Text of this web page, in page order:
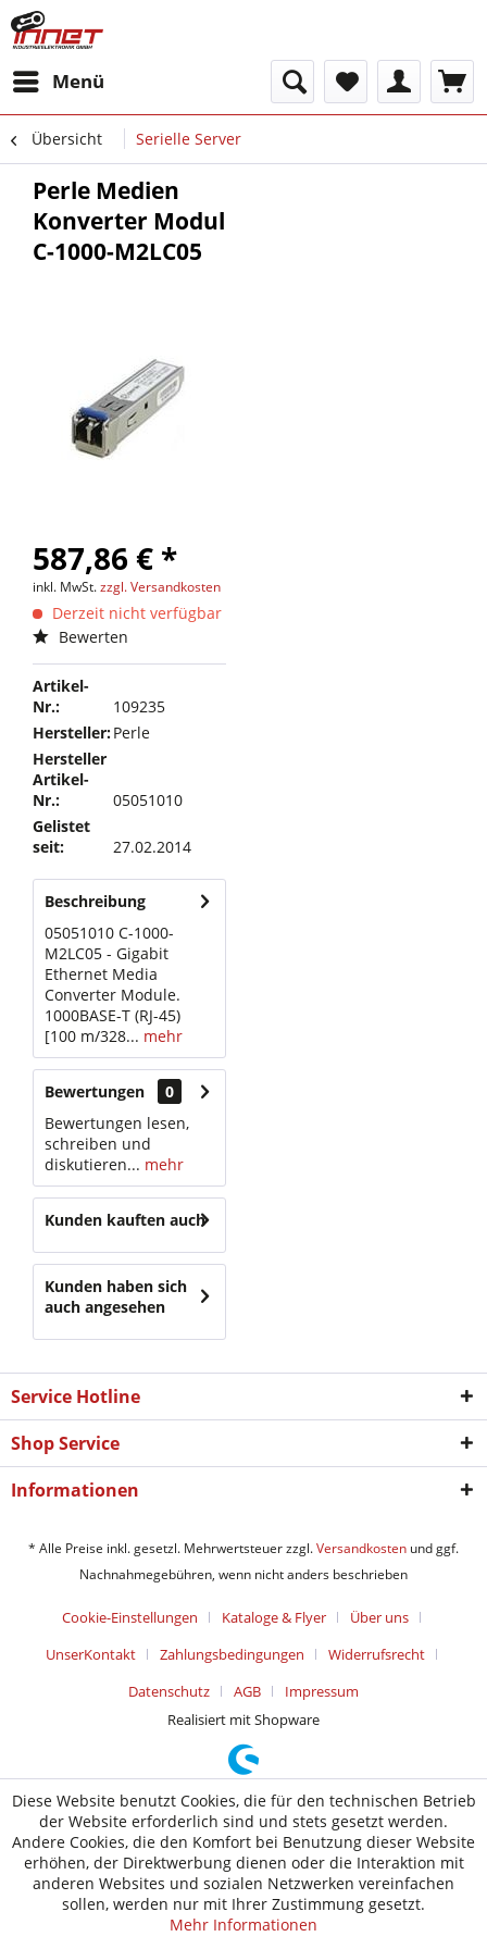
Menü
Übersicht Serielle Server
Perle Medien
Konverter Modul
C-1000-M2LC05
587,86 € *
inkl. MwSt.zzgl. Versandkosten
Derzeit nicht verfügbar
Bewerten
Artikel-
Nr.:
109235
Hersteller:Perle
Hersteller
Artikel-
Nr.:
05051010
Gelistet
seit:
27.02.2014
Beschreibung
05051010 C-1000-
M2LC05 - Gigabit
Ethernet Media
Converter Module.
1000BASE-T (RJ-45)
[100 m/328... mehr
Bewertungen
0
Bewertungen lesen,
schreiben und
diskutieren... mehr
Kunden kauften auch
Kunden haben sich
auch angesehen
Service Hotline
Shop Service
Informationen
* Alle Preise inkl. gesetzl. Mehrwertsteuer zzgl.Versandkosten und ggf.
Nachnahmegebühren, wenn nicht anders beschrieben
Cookie-Einstellungen Kataloge & Flyer
Über uns
UnserKontakt
Zahlungsbedingungen
Widerrufsrecht
Datenschutz
AGB
Impressum
Realisiert mit Shopware
Diese Website benutzt Cookies, die für den technischen Betrieb
der Website erforderlich sind und stets gesetzt werden.
Andere Cookies, die den Komfort bei Benutzung dieser Website
erhöhen, der Direktwerbung dienen oder die Interaktion mit
anderen Websites und sozialen Netzwerken vereinfachen
sollen, werden nur mit Ihrer Zustimmung gesetzt.
Mehr Informationen